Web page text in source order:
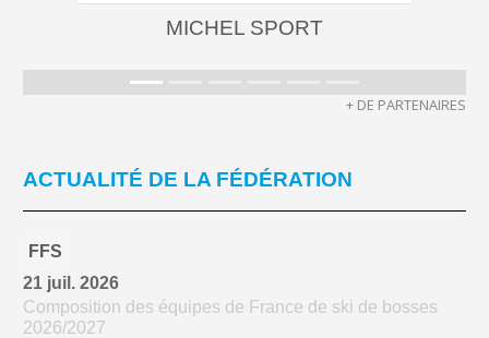
MICHEL SPORT
+ DE PARTENAIRES
ACTUALITÉ DE LA FÉDÉRATION
FFS
21 juil. 2026
Composition des équipes de France de ski de bosses
2026/2027